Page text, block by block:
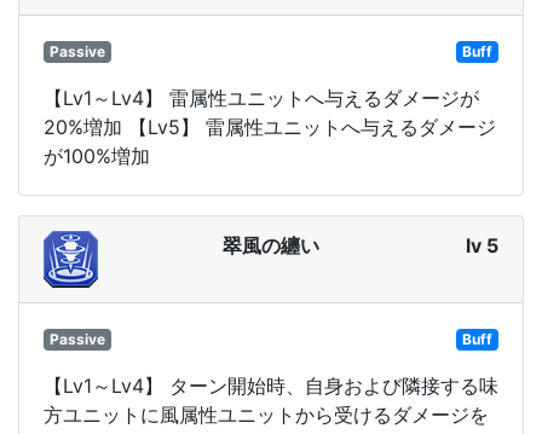
Passive Buff
【Lv1～Lv4】 雷属性ユニットへ与えるダメージが
20%増加 【Lv5】 雷属性ユニットへ与えるダメージ
が100%増加
翠風の纏い lv 5
Passive Buff
【Lv1～Lv4】 ターン開始時、自身および隣接する味
方ユニットに風属性ユニットから受けるダメージを